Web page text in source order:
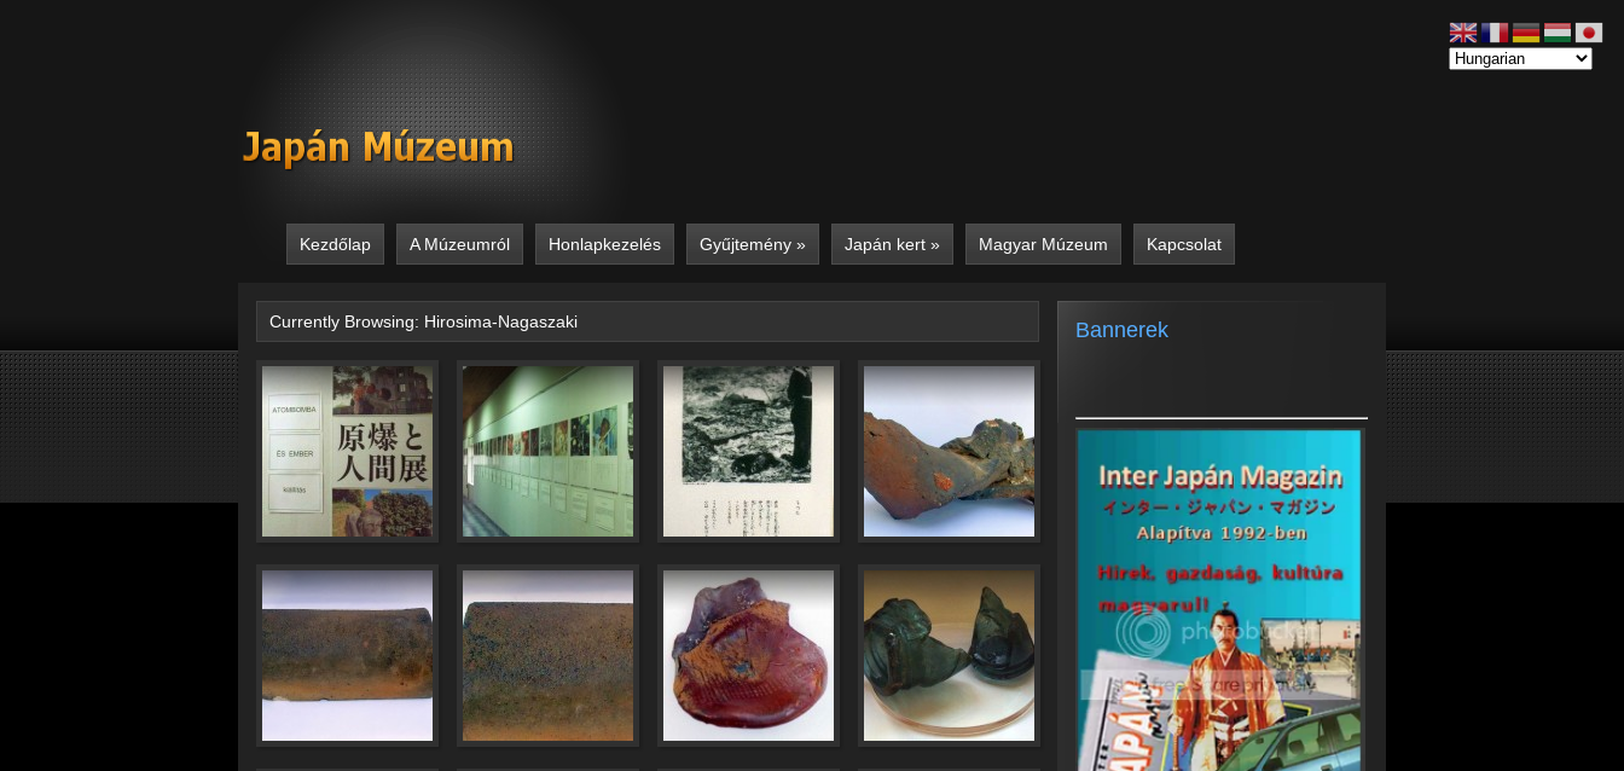
Kezdőlap A Múzeumról Honlapkezelés Gyűjtemény » Japán kert » Magyar Múzeum Kapcsolat
Currently Browsing: Hirosima-Nagaszaki Bannerek